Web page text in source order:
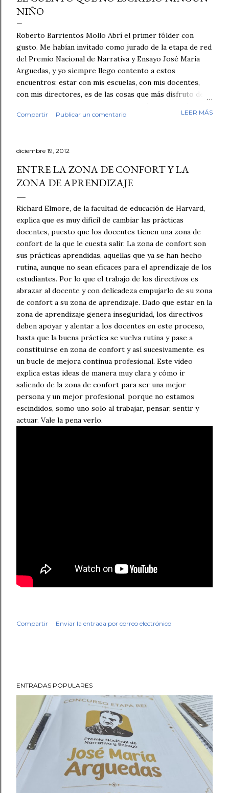
NIÑO
Roberto Barrientos Mollo Abrí el primer fólder con
gusto. Me habían invitado como jurado de la etapa de red
del Premio Nacional de Narrativa y Ensayo José María
Arguedas, y yo siempre llego contento a estos
encuentros: estar con mis escuelas, con mis docentes,
con mis directores, es de las cosas que más disfruto de
mi trabajo. Antes de empezar la revisión hubo café,
saludos, conversación. Luego, los fólderes. Leí el primer
el tipo de redacción, esa tersura sin fisuras que uno
reconoce cuando ha leído miles de textos escolares.
ensayos de secundaria. Luego contrasté mis sospechas
con varias herramientas de inteligencia artificial. El
diagnóstico se repetía: demasiado sintético, demasiado
perfecto. Y aquí quiero ser honesto: ningún detector es
infalible, y no pondría las manos al fuego por cada caso
individual. Pe...
Compartir Publicar un comentario LEER MÁS
diciembre 19, 2012
ENTRE LA ZONA DE CONFORT Y LA
ZONA DE APRENDIZAJE
Richard Elmore, de la facultad de educación de Harvard,
explica que es muy difícil de cambiar las prácticas
docentes, puesto que los docentes tienen una zona de
confort de la que le cuesta salir. La zona de confort son
sus prácticas aprendidas, aquellas que ya se han hecho
rutina, aunque no sean eficaces para el aprendizaje de los
estudiantes. Por lo que el trabajo de los directivos es
abrazar al docente y con delicadeza empujarlo de su zona
de confort a su zona de aprendizaje. Dado que estar en la
zona de aprendizaje genera inseguridad, los directivos
deben apoyar y alentar a los docentes en este proceso,
hasta que la buena práctica se vuelva rutina y pase a
constituirse en zona de confort y así sucesivamente, es
un bucle de mejora continua profesional. Este video
explica estas ideas de manera muy clara y cómo ir
saliendo de la zona de confort para ser una mejor
persona y un mejor profesional, porque no estamos
escindidos, somo uno solo al trabajar, pensar, sentir y
actuar. Vale la pena verlo.
Compartir Enviar la entrada por correo electrónico
ENTRADAS POPULARES